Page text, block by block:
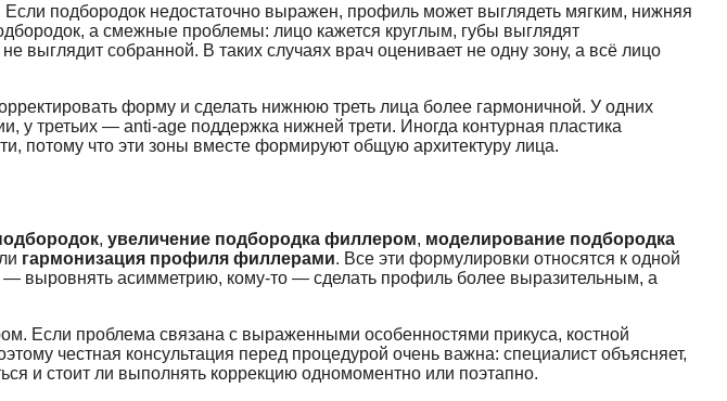
подбородок недостаточно выражен, профиль может выглядеть мягким, нижняя
а смежные проблемы: лицо кажется круглым, губы выглядят
выглядит собранной. В таких случаях врач оценивает не одну зону, а всё лицо
форму и сделать нижнюю треть лица более гармоничной. У одних
третьих — anti-age поддержка нижней трети. Иногда контурная пластика
потому что эти зоны вместе формируют общую архитектуру лица.
, увеличение подбородка филлером, моделирование подбородка
гармонизация профиля филлерами. Все эти формулировки относятся к одной
— выровнять асимметрию, кому-то — сделать профиль более выразительным, а
Если проблема связана с выраженными особенностями прикуса, костной
честная консультация перед процедурой очень важна: специалист объясняет,
и стоит ли выполнять коррекцию одномоментно или поэтапно.